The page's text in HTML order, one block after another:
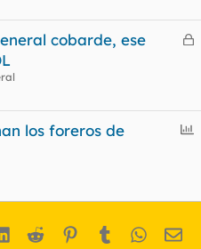
C
a
d
cobarde, ese
E
e
los foreros de
LinkedIn
Reddit Pinterest
Tumblr